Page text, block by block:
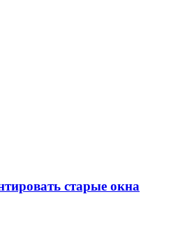
старые окна